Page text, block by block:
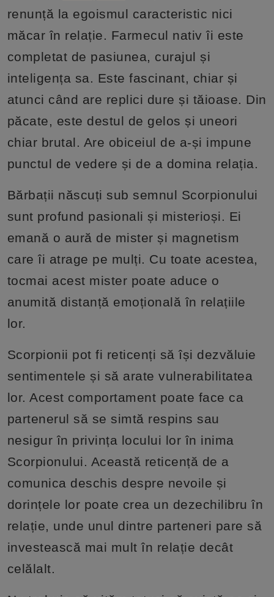
renunță la egoismul caracteristic nici
măcar în relație. Farmecul nativ îi este
completat de pasiunea, curajul și
inteligența sa. Este fascinant, chiar și
atunci când are replici dure și tăioase. Din
păcate, este destul de gelos și uneori
chiar brutal. Are obiceiul de a-și impune
punctul de vedere și de a domina relația.
Bărbații născuți sub semnul Scorpionului
sunt profund pasionali și misterioși. Ei
emană o aură de mister și magnetism
care îi atrage pe mulți. Cu toate acestea,
tocmai acest mister poate aduce o
anumită distanță emoțională în relațiile
lor.
Scorpionii pot fi reticenți să își dezvăluie
sentimentele și să arate vulnerabilitatea
lor. Acest comportament poate face ca
partenerul să se simtă respins sau
nesigur în privința locului lor în inima
Scorpionului. Această reticență de a
comunica deschis despre nevoile și
dorințele lor poate crea un dezechilibru în
relație, unde unul dintre parteneri pare să
investească mai mult în relație decât
celălalt.